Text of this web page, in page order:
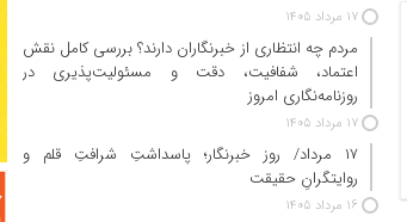
17 مرداد 1405
مردم چه انتظاری از خبرنگاران دارند؟ بررسی کامل نقش
اعتماد، شفافیت، دقت و مسئولیت‌پذیری در
روزنامه‌نگاری امروز
17 مرداد 1405
۱۷ مرداد/ روز خبرنگار؛ پاسداشتِ شرافتِ قلم و
روایتگرانِ حقیقت
16 مرداد 1405